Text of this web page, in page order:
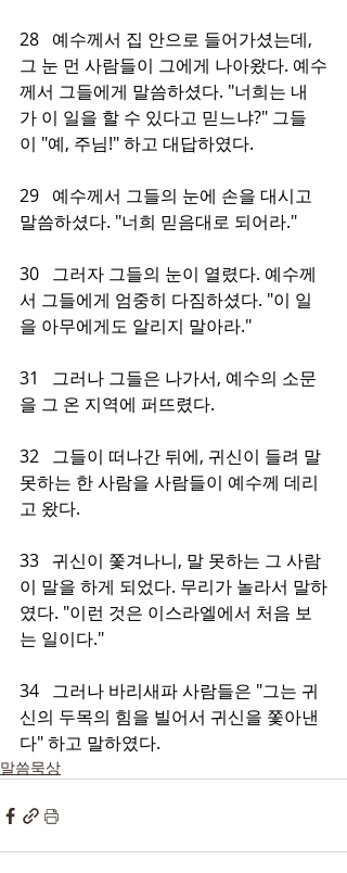
28   예수께서 집 안으로 들어가셨는데,
그 눈 먼 사람들이 그에게 나아왔다. 예수
께서 그들에게 말씀하셨다. "너희는 내
가 이 일을 할 수 있다고 믿느냐?" 그들
이 "예, 주님!" 하고 대답하였다.
29   예수께서 그들의 눈에 손을 대시고
말씀하셨다. "너희 믿음대로 되어라."
30   그러자 그들의 눈이 열렸다. 예수께
서 그들에게 엄중히 다짐하셨다. "이 일
을 아무에게도 알리지 말아라."
31   그러나 그들은 나가서, 예수의 소문
을 그 온 지역에 퍼뜨렸다.
32   그들이 떠나간 뒤에, 귀신이 들려 말
못하는 한 사람을 사람들이 예수께 데리
고 왔다.
33   귀신이 쫓겨나니, 말 못하는 그 사람
이 말을 하게 되었다. 무리가 놀라서 말하
였다. "이런 것은 이스라엘에서 처음 보
는 일이다."
34   그러나 바리새파 사람들은 "그는 귀
신의 두목의 힘을 빌어서 귀신을 쫓아낸
다" 하고 말하였다.
말씀묵상